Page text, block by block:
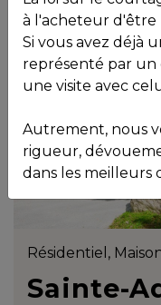
VOS
Équipe
Partenaires
Blogue
724 900$
Résidentiel,
Sainte-
à l'acheteur d'être
Si vous avez déjà
représenté par un
une visite avec
Autrement, nous
rigueur,
dans les meilleurs